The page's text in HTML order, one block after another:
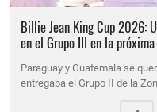
Billie Jean King Cup 2026:
en el Grupo III en la
Paraguay y Guatemala se
entregaba el Grupo II de la